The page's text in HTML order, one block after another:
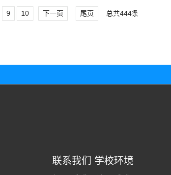
9 10 下一页 尾页 总共444条
联系我们 学校环境